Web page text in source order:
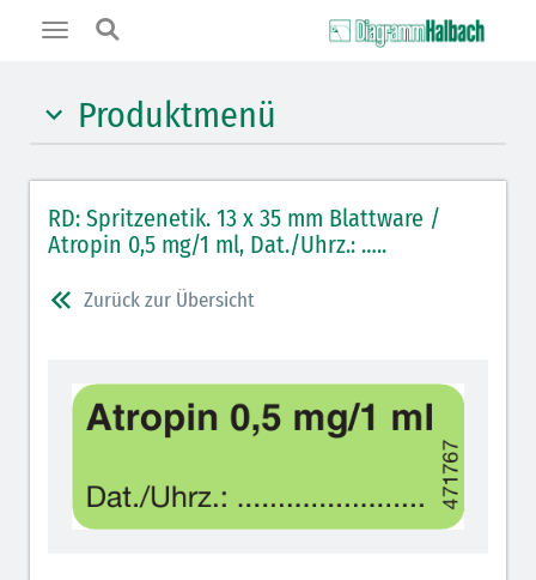
Toggle
Produktmenü
Benzodiazepine (orange)
Benzodiazepin-Antagonisten (orange schraffiert)
Muskelrelaxantien (rot weißer Kopfbalken)
Opiate/Opioide (hellblau)
Lokalanästhetika (grau)
RD: Spritzenetik. 13 x 35 mm Blattware /
Atropin 0,5 mg/1 ml, Dat./Uhrz.: …..
Zurück zur Übersicht